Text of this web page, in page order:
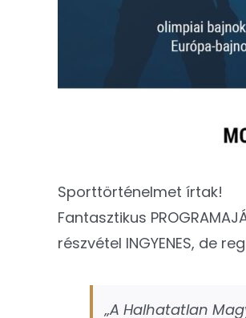
Sporttörténelmet írtak!
Fantasztikus
részvétel INGYENES, de
„A Halhatatlan